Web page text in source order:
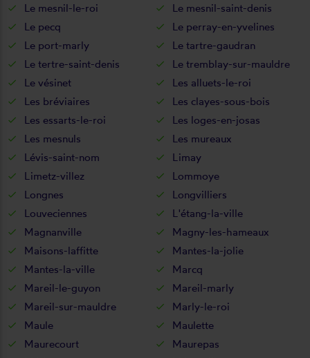
Le mesnil-le-roi
Le mesnil-saint-denis
Le pecq
Le perray-en-yvelines
Le port-marly
Le tartre-gaudran
Le tertre-saint-denis
Le tremblay-sur-mauldre
Le vésinet
Les alluets-le-roi
Les bréviaires
Les clayes-sous-bois
Les essarts-le-roi
Les loges-en-josas
Les mesnuls
Les mureaux
Lévis-saint-nom
Limay
Limetz-villez
Lommoye
Longnes
Longvilliers
Louveciennes
L'étang-la-ville
Magnanville
Magny-les-hameaux
Maisons-laffitte
Mantes-la-jolie
Mantes-la-ville
Marcq
Mareil-le-guyon
Mareil-marly
Mareil-sur-mauldre
Marly-le-roi
Maule
Maulette
Maurecourt
Maurepas